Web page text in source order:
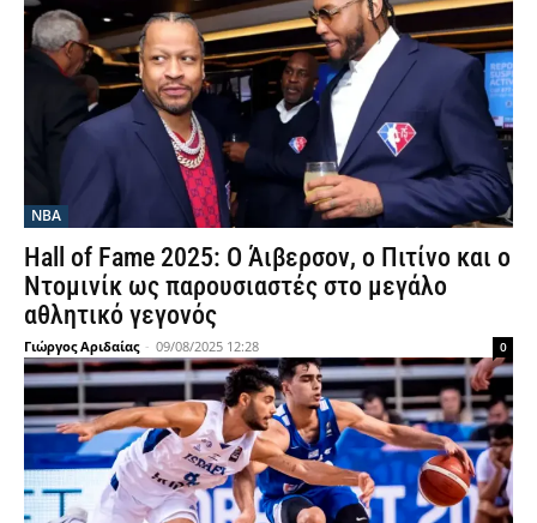
NBA
Hall of Fame 2025: Ο Άιβερσον, ο Πιτίνο και ο
Ντομινίκ ως παρουσιαστές στο μεγάλο
αθλητικό γεγονός
Γιώργος Αριδαίας - 09/08/2025 12:28 0